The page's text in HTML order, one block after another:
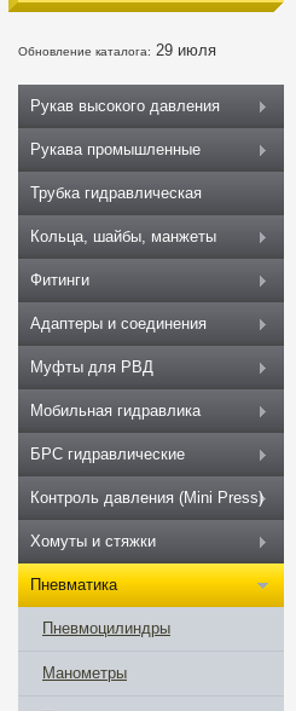
Обновление каталога: 29 июля
Рукав высокого давления
Рукава промышленные
Трубка гидравлическая
Кольца, шайбы, манжеты
Фитинги
Адаптеры и соединения
Муфты для РВД
Мобильная гидравлика
БРС гидравлические
Контроль давления (Mini Press)
Хомуты и стяжки
Пневматика
Пневмоцилиндры
Манометры